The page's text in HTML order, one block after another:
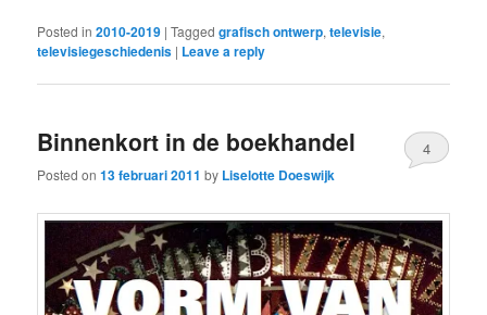
Posted in 2010-2019 |Tagged grafisch ontwerp,televisie,
televisiegeschiedenis | Leave a reply
Binnenkort in de boekhandel
Posted on13 februari 2011 by Liselotte Doeswijk
4